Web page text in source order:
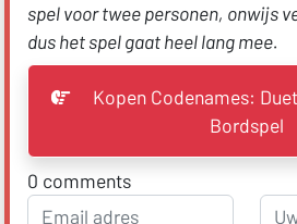
spelvoor twee personen, onwijs
dus het spel gaat heel lang mee.
Kopen Codenames:
Bordspel
0 comments